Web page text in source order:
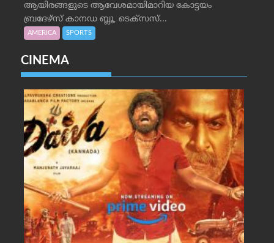
ആയിരങ്ങളുടെ ആവേശമായിമാറിയ കോട്ടയം
ബ്രദേഴ്‌സ് കാനഡ ബ്ലൂ, ടെക്‌സസ്...
AMERICA SPORTS
CINEMA